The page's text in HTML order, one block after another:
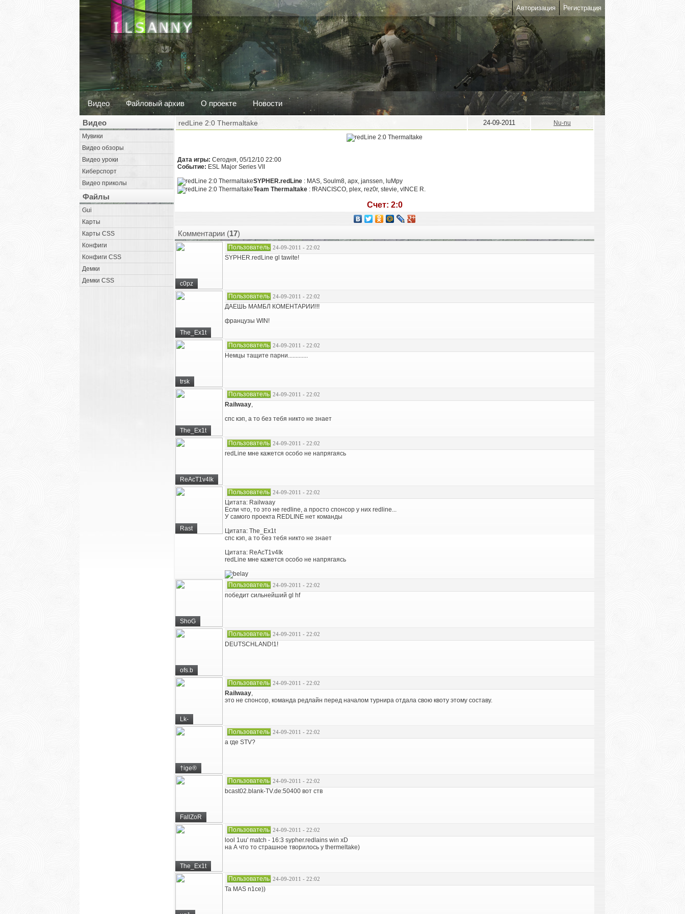
Авторизация Регистрация
Видео Файловый архив О проекте Новости
Видео
Мувики
Видео обзоры
Видео уроки
Киберспорт
Видео приколы
Файлы
Gui
Карты
Карты CSS
Конфиги
Конфиги CSS
Демки
Демки CSS
redLine 2:0 Thermaltake 24-09-2011 Nu-nu
Дата игры: Сегодня, 05/12/10 22:00
Событие: ESL Major Series VII
SYPHER.redLine : MAS, Soulm8, apx, janssen, luMpy
Team Thermaltake : fRANCISCO, plex, rez0r, stevie, vINCE R.
Счет: 2:0
Комментарии (17)
c0pz
Пользователь 24-09-2011 - 22:02
SYPHER.redLine gl tawite!
The_Ex1t
Пользователь 24-09-2011 - 22:02
ДАЕШЬ МАМБЛ КОМЕНТАРИИ!!!
французы WIN!
trsk
Пользователь 24-09-2011 - 22:02
Немцы тащите парни.............
The_Ex1t
Пользователь 24-09-2011 - 22:02
Railwaay,
спс кэп, а то без тебя никто не знает
ReAcT1v4Ik
Пользователь 24-09-2011 - 22:02
redLine мне кажется особо не напрягаясь
Rast
Пользователь 24-09-2011 - 22:02
Цитата: Railwaay
Если что, то это не redline, а просто спонсор у них redline...
У самого проекта REDLINE нет команды
Цитата: The_Ex1t
спс кэп, а то без тебя никто не знает
Цитата: ReAcT1v4Ik
redLine мне кажется особо не напрягаясь
ShoG
Пользователь 24-09-2011 - 22:02
победит сильнейший gl hf
ofs.b
Пользователь 24-09-2011 - 22:02
DEUTSCHLAND!1!
Lk-
Пользователь 24-09-2011 - 22:02
Railwaay,
это не спонсор, команда редлайн перед началом турнира отдала свою квоту этому составу.
†ige®
Пользователь 24-09-2011 - 22:02
а где STV?
FallZoR
Пользователь 24-09-2011 - 22:02
bcast02.blank-TV.de:50400 вот ств
The_Ex1t
Пользователь 24-09-2011 - 22:02
lool 1uu' match - 16:3 sypher.redlains win xD
на А что то страшное творилось у thermeltake)
Пользователь 24-09-2011 - 22:02
Ta MAS n1ce))